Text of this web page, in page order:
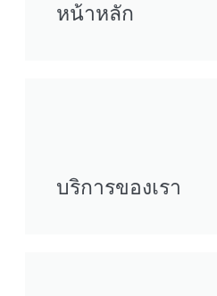
หน้าหลัก
บริการของเรา